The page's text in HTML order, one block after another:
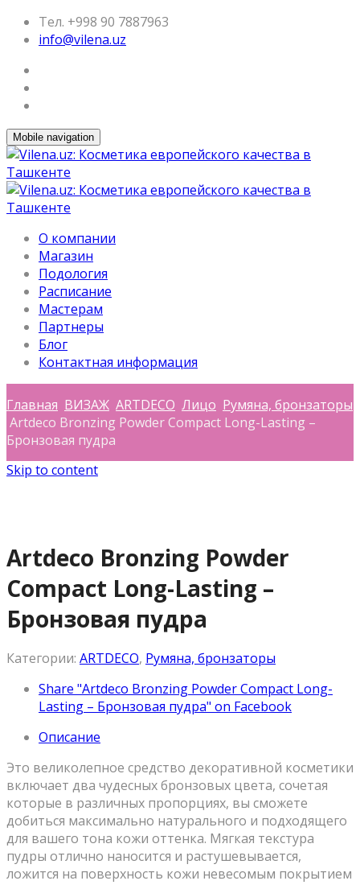
Тел. +998 90 7887963
info@vilena.uz
Mobile navigation
О компании
Магазин
Подология
Расписание
Мастерам
Партнеры
Блог
Контактная информация
Главная ВИЗАЖ ARTDECO Лицо Румяна, бронзаторы
Artdeco Bronzing Powder Compact Long-Lasting –
Бронзовая пудра
Skip to content
Artdeco Bronzing Powder
Compact Long-Lasting –
Бронзовая пудра
Категории: ARTDECO, Румяна, бронзаторы
Share "Artdeco Bronzing Powder Compact Long-
Lasting – Бронзовая пудра" on Facebook
Описание
Это великолепное средство декоративной косметики
включает два чудесных бронзовых цвета, сочетая
которые в различных пропорциях, вы сможете
добиться максимально натурального и подходящего
для вашего тона кожи оттенка. Мягкая текстура
пудры отлично наносится и растушевывается,
ложится на поверхность кожи невесомым покрытием